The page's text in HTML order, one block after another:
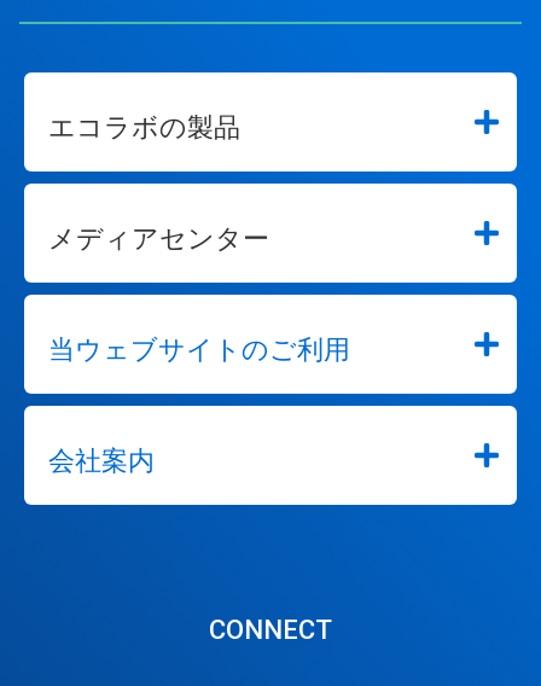
エコラボの製品
メディアセンター
当ウェブサイトのご利用
会社案内
CONNECT